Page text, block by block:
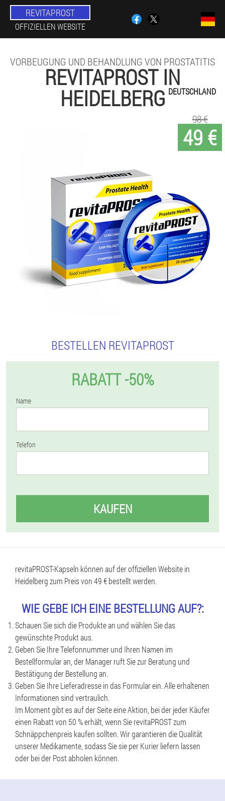
REVITAPROST
OFFIZIELLEN WEBSITE
VORBEUGUNG UND BEHANDLUNG VON PROSTATITIS
REVITAPROST IN
HEIDELBERG DEUTSCHLAND
49 €
98 €
BESTELLEN REVITAPROST
RABATT -50%
Name
Telefon
KAUFEN
revitaPROST-Kapseln können auf der offiziellen Website in
Heidelberg zum Preis von 49 € bestellt werden.
WIE GEBE ICH EINE BESTELLUNG AUF?:
Schauen Sie sich die Produkte an und wählen Sie das
gewünschte Produkt aus.
Geben Sie Ihre Telefonnummer und Ihren Namen im
Bestellformular an, der Manager ruft Sie zur Beratung und
Bestätigung der Bestellung an.
Geben Sie Ihre Lieferadresse in das Formular ein. Alle erhaltenen
Informationen sind vertraulich.
Im Moment gibt es auf der Seite eine Aktion, bei der jeder Käufer
einen Rabatt von 50 % erhält, wenn Sie revitaPROST zum
Schnäppchenpreis kaufen sollten. Wir garantieren die Qualität
unserer Medikamente, sodass Sie sie per Kurier liefern lassen
oder bei der Post abholen können.